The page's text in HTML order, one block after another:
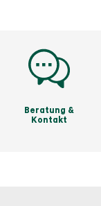
Beratung &
Kontakt